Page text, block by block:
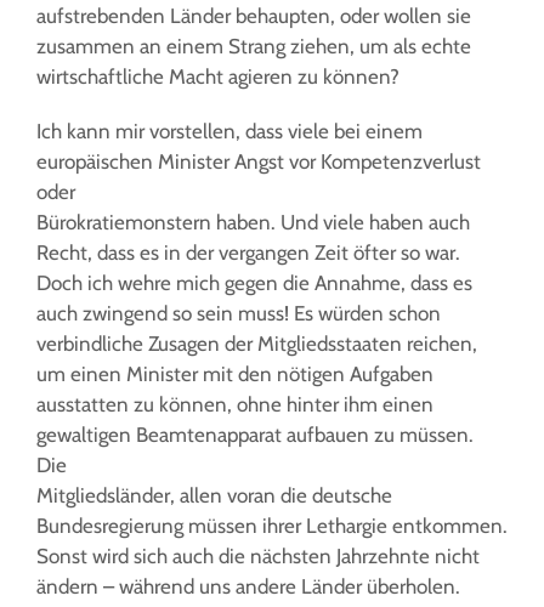
aufstrebenden Länder behaupten, oder wollen sie
zusammen an einem Strang ziehen, um als echte
wirtschaftliche Macht agieren zu können?
Ich kann mir vorstellen, dass viele bei einem
europäischen Minister Angst vor Kompetenzverlust
oder
Bürokratiemonstern haben. Und viele haben auch
Recht, dass es in der vergangen Zeit öfter so war.
Doch ich wehre mich gegen die Annahme, dass es
auch zwingend so sein muss! Es würden schon
verbindliche Zusagen der Mitgliedsstaaten reichen,
um einen Minister mit den nötigen Aufgaben
ausstatten zu können, ohne hinter ihm einen
gewaltigen Beamtenapparat aufbauen zu müssen.
Die
Mitgliedsländer, allen voran die deutsche
Bundesregierung müssen ihrer Lethargie entkommen.
Sonst wird sich auch die nächsten Jahrzehnte nicht
ändern – während uns andere Länder überholen.